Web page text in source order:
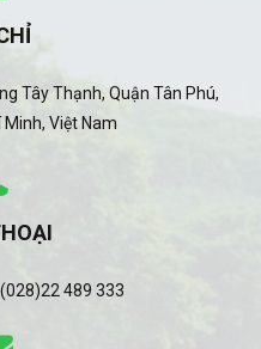
Tây Thạnh, Quận Tân Phú,
Việt Nam
489 333